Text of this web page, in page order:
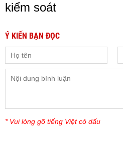
kiểm soát
Ý KIẾN BẠN ĐỌC
* Vui lòng gõ tiếng Việt có dấu